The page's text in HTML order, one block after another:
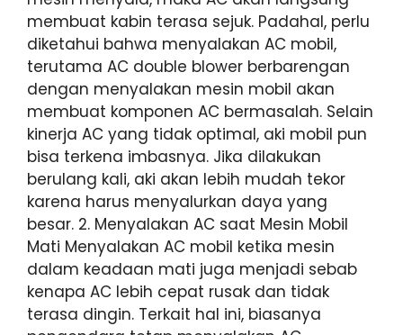
membuat kabin terasa sejuk. Padahal, perlu
diketahui bahwa menyalakan AC mobil,
terutama AC double blower berbarengan
dengan menyalakan mesin mobil akan
membuat komponen AC bermasalah. Selain
kinerja AC yang tidak optimal, aki mobil pun
bisa terkena imbasnya. Jika dilakukan
berulang kali, aki akan lebih mudah tekor
karena harus menyalurkan daya yang
besar. 2. Menyalakan AC saat Mesin Mobil
Mati Menyalakan AC mobil ketika mesin
dalam keadaan mati juga menjadi sebab
kenapa AC lebih cepat rusak dan tidak
terasa dingin. Terkait hal ini, biasanya